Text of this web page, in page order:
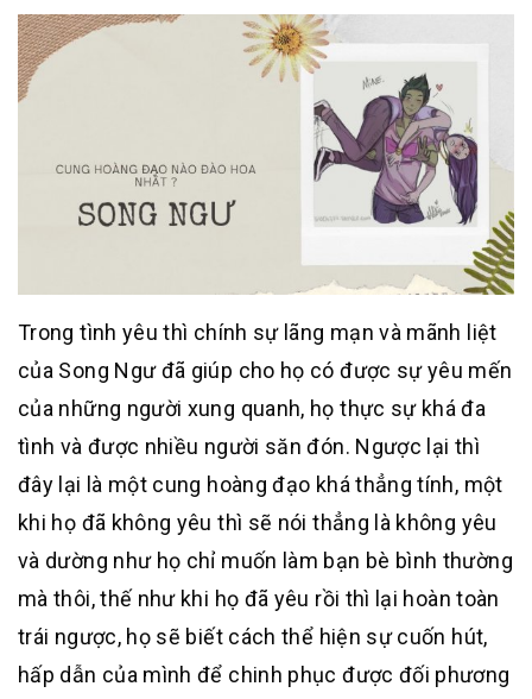
Trong tình yêu thì chính sự lãng mạn và mãnh liệt
của Song Ngư đã giúp cho họ có được sự yêu mến
của những người xung quanh, họ thực sự khá đa
tình và được nhiều người săn đón. Ngược lại thì
đây lại là một cung hoàng đạo khá thẳng tính, một
khi họ đã không yêu thì sẽ nói thẳng là không yêu
và dường như họ chỉ muốn làm bạn bè bình thường
mà thôi, thế như khi họ đã yêu rồi thì lại hoàn toàn
trái ngược, họ sẽ biết cách thể hiện sự cuốn hút,
hấp dẫn của mình để chinh phục được đối phương